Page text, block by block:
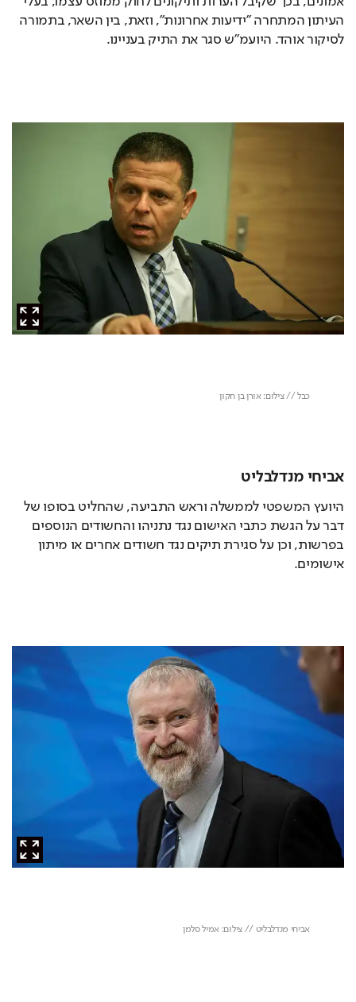
העיתון המתחרה "ידיעות אחרונות", וזאת, בין השאר, בתמורה
לסיקור אוהד. היועמ"ש סגר את התיק בעניינו.
                כבל // צילום: אורן בן חקון
אביחי מנדלבליט
היועץ המשפטי לממשלה וראש התביעה, שהחליט בסופו של
דבר על הגשת כתבי האישום נגד נתניהו והחשודים הנוספים
בפרשות, וכן על סגירת תיקים נגד חשודים אחרים או מיתון
אישומים.
                אביחי מנדלבליט // צילום: אמיל סלמן